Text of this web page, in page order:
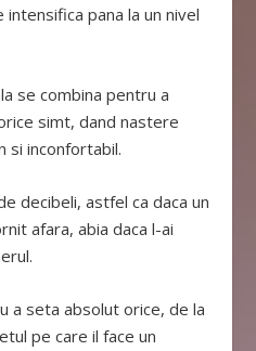
pana la un nivel
se combina pentru a
simt, dand nastere
si inconfortabil.
decibeli, astfel ca daca un
afara, abia daca l-ai
a seta absolut orice, de la
pe care il face un